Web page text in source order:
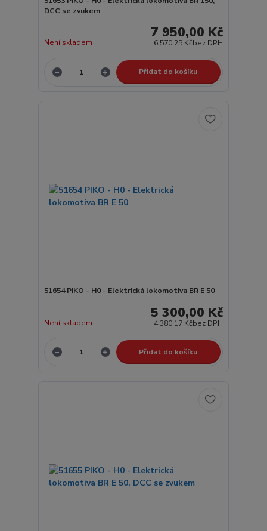
DCC se zvukem
7 950,00 Kč
6 570,25 Kčbez DPH
Není skladem
Přidat do košíku
51654 PIKO - H0 - Elektrická lokomotiva BR E 50
5 300,00 Kč
4 380,17 Kčbez DPH
Není skladem
Přidat do košíku